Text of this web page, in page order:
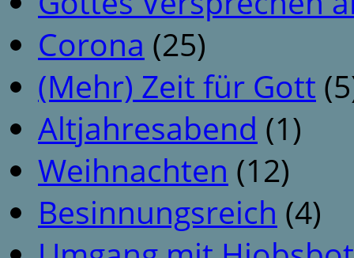
Corona (25)
(Mehr) Zeit für Gott
Altjahresabend (1)
Weihnachten (12)
Besinnungsreich (4)